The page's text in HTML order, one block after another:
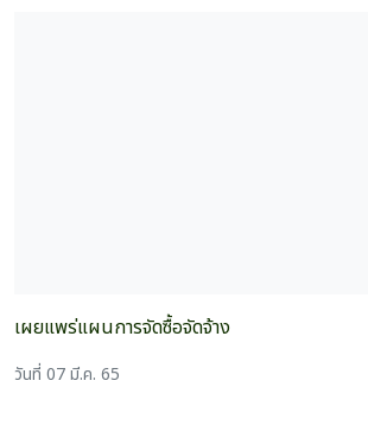
เผยแพร่แผนการจัดซื้อจัดจ้าง
วันที่ 07 มี.ค. 65